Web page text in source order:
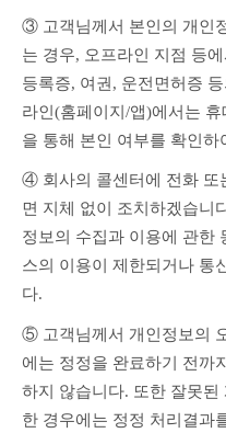
③ 고객님께서 본인의 개인
는 경우, 오프라인 지점 등
등록증, 여권, 운전면허증
라인(홈페이지/앱)에서는
을 통해 본인 여부를 확인하
④ 회사의 콜센터에 전화 또
면 지체 없이 조치하겠습니
정보의 수집과 이용에 관한
스의 이용이 제한되거나 통
다.
⑤ 고객님께서 개인정보의
에는 정정을 완료하기 전까
하지 않습니다. 또한 잘못
한 경우에는 정정 처리결과